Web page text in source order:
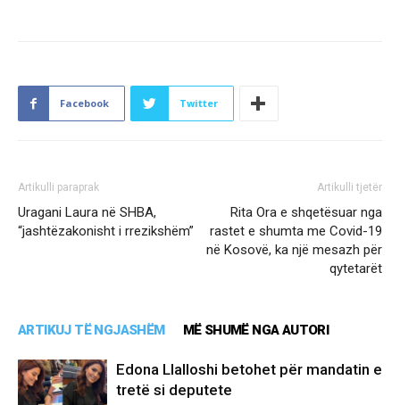
Facebook Twitter
Artikulli paraprak
Uragani Laura në SHBA,
“jashtëzakonisht i rrezikshëm”
Artikulli tjetër
Rita Ora e shqetësuar nga
rastet e shumta me Covid-19
në Kosovë, ka një mesazh për
qytetarët
ARTIKUJ TË NGJASHËM MË SHUMË NGA AUTORI
Edona Llalloshi betohet për mandatin e
tretë si deputete